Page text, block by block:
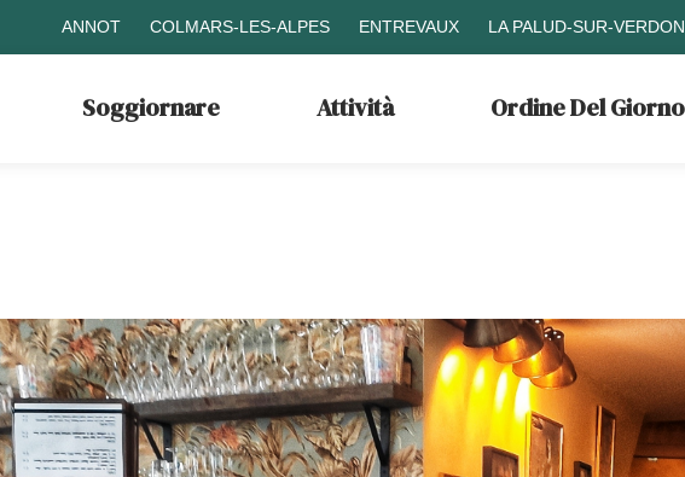
ANNOT COLMARS-LES-ALPES ENTREVAUX LA PALUD-SUR-VERDON
Soggiornare Attività Ordine Del Giorno